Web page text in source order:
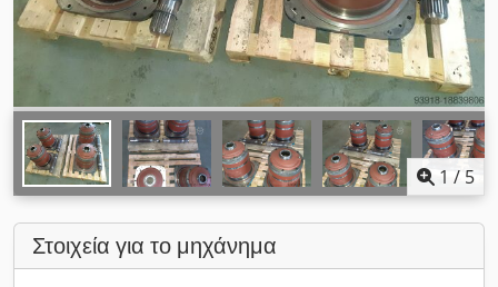
1 / 5
Στοιχεία για το μηχάνημα